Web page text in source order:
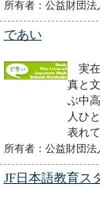
所有者：公益財団
であい
実在
真と
ぶ中
人ひ
表れ
所有者：公益財団
JF日本語教育ス